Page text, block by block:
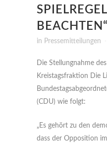
BEACHTEN“
in Pressemitteilungen
Die Stellungnahme
Kreistagsfraktion Die
(CDU) wie folgt:
„Es gehört zu den
dass der Opposition